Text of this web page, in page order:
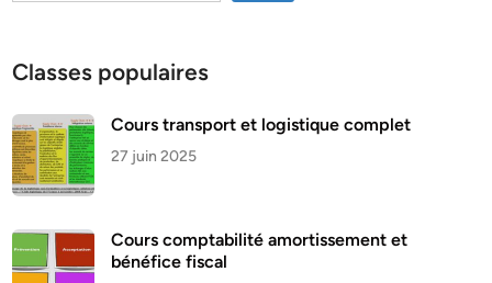
Classes populaires
Cours transport et logistique complet
27 juin 2025
Cours comptabilité amortissement et
bénéfice fiscal